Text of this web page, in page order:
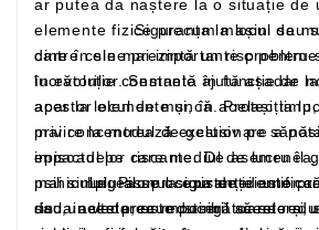
ar putea da naștere la o situație de
elemente fizice precum mașini sau
care în sine prezintă un risc pentru siguranța
lucrătorilor. Semnele ajută așadar la
acestor elemente și, în același
privire la modul de gestionare a
episoadelor riscante. De asemenea, poate avertiza
mai simplu asupra existenței unor căi de
sau unelte precum stingătoarele și
Siguranța la locul de muncă este una
dintre cele mai importante probleme din sector, mereu
în evoluție constantă în funcție de noile nevoi
apar la locul de muncă. Protecția
mai concentrează exclusiv pe sănătatea fizică, ci și pe
impactul pe care mediul de lucru îl generează asupra
psihicului. Pilonul siguranței este prevenirea: pornind
de la acesta, este posibil să se
Legea se ocupa de identificarea factorilor de
risc, in vederea reducerii acestora, si in acelasi timp